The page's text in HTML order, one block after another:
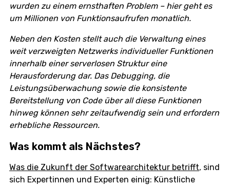
wurden zu einem ernsthaften Problem – hier geht es
um Millionen von Funktionsaufrufen monatlich.
Neben den Kosten stellt auch die Verwaltung eines
weit verzweigten Netzwerks individueller Funktionen
innerhalb einer serverlosen Struktur eine
Herausforderung dar. Das Debugging, die
Leistungsüberwachung sowie die konsistente
Bereitstellung von Code über all diese Funktionen
hinweg können sehr zeitaufwendig sein und erfordern
erhebliche Ressourcen.
Was kommt als Nächstes?
Was die Zukunft der Softwarearchitektur betrifft, sind
sich Expertinnen und Experten einig: Künstliche